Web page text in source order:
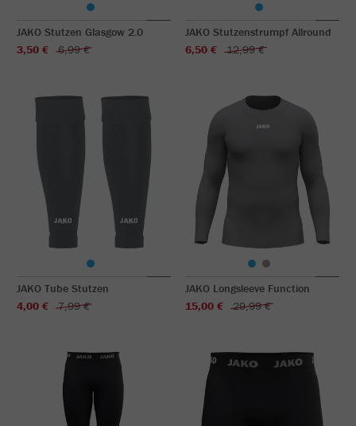
JAKO Stutzen Glasgow 2.0
3,50 €
6,99 €
JAKO Stutzenstrumpf Allround
6,50 €
12,99 €
JAKO Tube Stutzen
4,00 €
7,99 €
JAKO Longsleeve Function
15,00 €
29,99 €